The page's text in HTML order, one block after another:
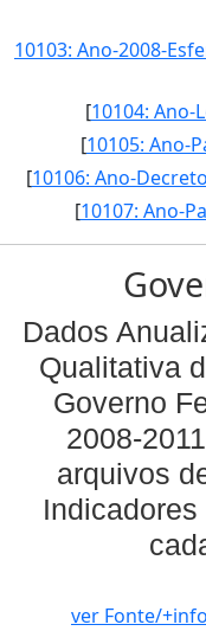
[10104: Ano-
[10105: Ano-
[10106: Ano-
[10107: Ano-
Dados
Qualitativa
Governo
2008-
arquivos
ver Fonte/+info